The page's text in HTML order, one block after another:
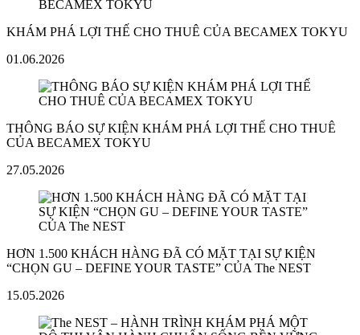
KHÁM PHÁ LỢI THẾ CHO THUÊ CỦA BECAMEX TOKYU
01.06.2026
THÔNG BÁO SỰ KIỆN KHÁM PHÁ LỢI THẾ CHO THUÊ
CỦA BECAMEX TOKYU
27.05.2026
HƠN 1.500 KHÁCH HÀNG ĐÃ CÓ MẶT TẠI SỰ KIỆN
“CHỌN GU – DEFINE YOUR TASTE” CỦA The NEST
15.05.2026